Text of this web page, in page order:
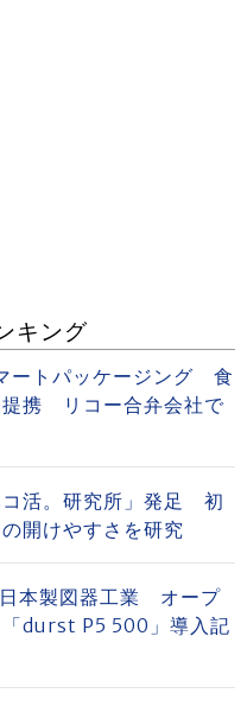
キング
ートパッケージング 食
提携 リコー合弁会社で
活。研究所」発足 初
開けやすさを研究
本製図器工業 オープ
durst P5 500」導入記